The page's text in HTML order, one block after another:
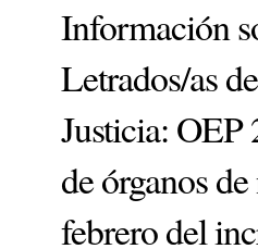
Información
Letrados/as
Justicia: OEP
de órganos
febrero del